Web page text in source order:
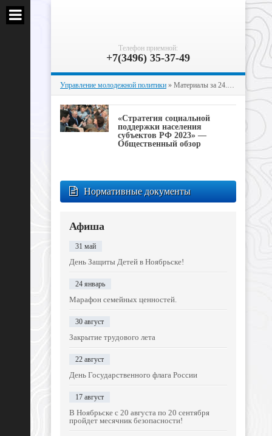
Телефон приемной:
+7(3496) 35-37-49
Управление молодежной политики » Материалы за 24.10.2022
«Стратегия социальной
поддержки населения
субъектов РФ 2023» —
Общественный обзор
Нормативные документы
Афиша
31 май
День Защиты Детей в Ноябрьске!
24 январь
Марафон семейных ценностей.
30 август
Закрытие трудового лета
22 август
День Государственного флага России
17 август
В Ноябрьске с 20 августа по 20 сентября
пройдет месячник безопасности!